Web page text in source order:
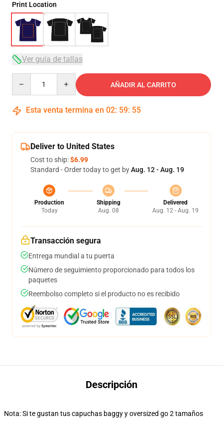
Print Location
Ver guía de tallas
AÑADIR AL CARRITO
Esta venta termina en 02: 59: 54
Deliver to United States
Cost to ship:$6.99
Standard - Order today to get byAug. 12 - Aug. 19
Production
Today
Shipping
Aug. 08
Delivered
Aug. 12 - Aug. 19
Transacción segura
Entrega mundial a tu puerta
Número de seguimiento proporcionado para todos los
paquetes
Reembolso completo si el producto no es recibido
Descripción
Nota: Si te gustan tus capuchas baggy y oversized go 2 tamaños